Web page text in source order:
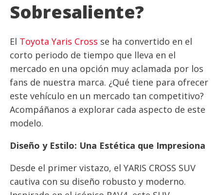
Sobresaliente?
El Toyota Yaris Cross se ha convertido en el
corto periodo de tiempo que lleva en el
mercado en una opción muy aclamada por los
fans de nuestra marca. ¿Qué tiene para ofrecer
este vehículo en un mercado tan competitivo?
Acompáñanos a explorar cada aspecto de este
modelo.
Diseño y Estilo: Una Estética que Impresiona
Desde el primer vistazo, el YARIS CROSS SUV
cautiva con su diseño robusto y moderno.